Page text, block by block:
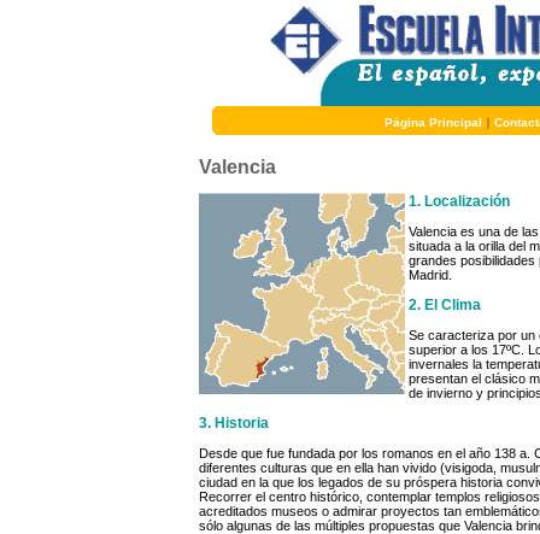
Página Principal |
Valencia
1. Localización
Valencia es una de
situada a la orilla del
grandes
Madrid.
2. El Clima
Se caracteriza por un
superior a los 17ºC.
invernales la
presentan el clásico
de invierno y
3. Historia
Desde que fue fundada por los romanos en el año 138 a.
diferentes culturas que en ella han vivido (visigoda,
ciudad en la que los legados de su próspera historia
Recorrer el centro histórico, contemplar templos
acreditados museos o admirar proyectos tan
sólo algunas de las múltiples propuestas que Valencia